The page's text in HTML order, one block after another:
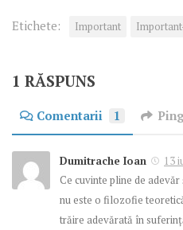
Etichete: Important
1 RĂSPUNS
Comentarii 1
Dumitrache Ioan
13
Ce cuvinte pline de
nu este o filozofie
trăire adevărată în